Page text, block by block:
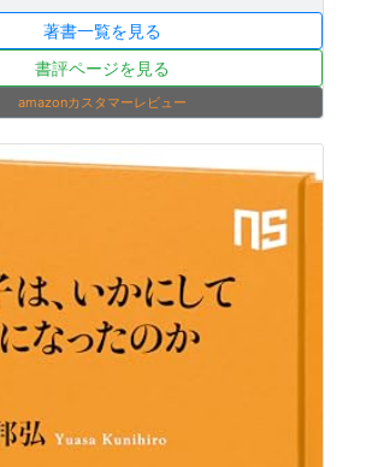
著書一覧を見る
書評ページを見る
amazonカスタマーレビュー